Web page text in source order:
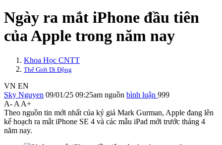
Ngày ra mắt iPhone đầu tiên
của Apple trong năm nay
Khoa Học CNTT
Thế Giới Di Động
VN EN
Sky Nguyen 09/01/25 09:25am nguồn bình luận 999
A- A A+
Theo nguồn tin mới nhất của ký giả Mark Gurman, Apple đang lên
kế hoạch ra mắt iPhone SE 4 và các mẫu iPad mới trước tháng 4
năm nay.